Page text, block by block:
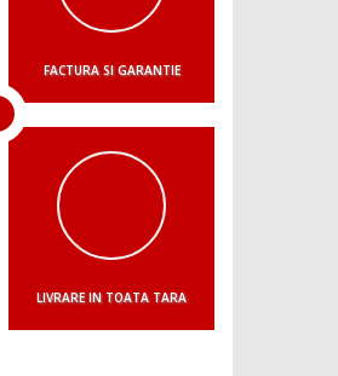
FACTURA SI GARANTIE
LIVRARE IN TOATA TARA